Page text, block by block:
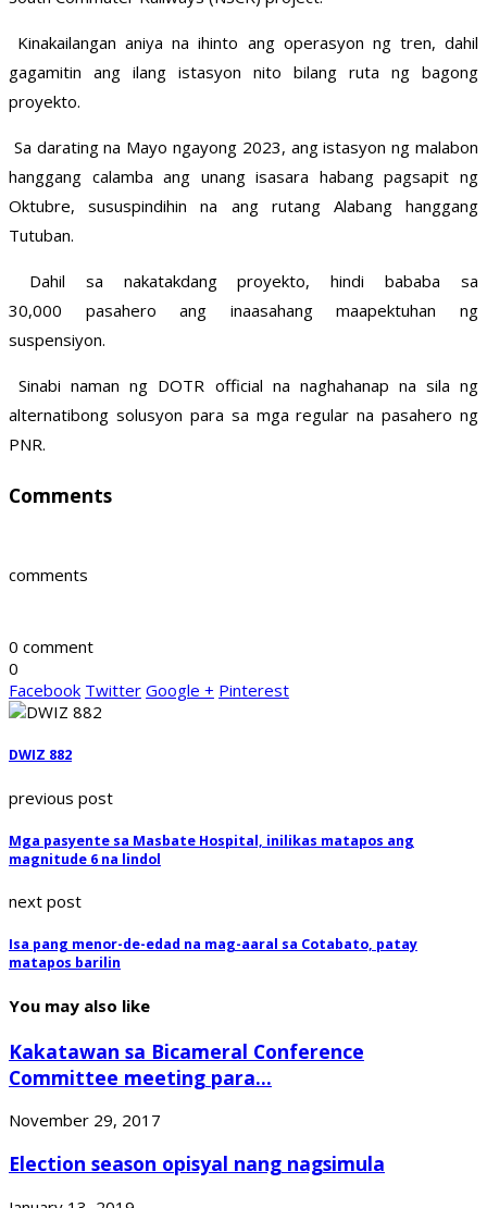
Kinakailangan aniya na ihinto ang operasyon ng tren, dahil
gagamitin ang ilang istasyon nito bilang ruta ng bagong
proyekto.
Sa darating na Mayo ngayong 2023, ang istasyon ng malabon
hanggang calamba ang unang isasara habang pagsapit ng
Oktubre, sususpindihin na ang rutang Alabang hanggang
Tutuban.
Dahil sa nakatakdang proyekto, hindi bababa sa
30,000 pasahero ang inaasahang maapektuhan ng
suspensiyon.
Sinabi naman ng DOTR official na naghahanap na sila ng
alternatibong solusyon para sa mga regular na pasahero ng
PNR.
Comments
comments
0 comment
0
Facebook Twitter Google + Pinterest
DWIZ 882
previous post
Mga pasyente sa Masbate Hospital, inilikas matapos ang
magnitude 6 na lindol
next post
Isa pang menor-de-edad na mag-aaral sa Cotabato, patay
matapos barilin
You may also like
Kakatawan sa Bicameral Conference
Committee meeting para...
November 29, 2017
Election season opisyal nang nagsimula